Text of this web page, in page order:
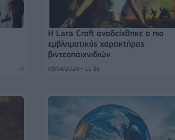
Η Lara Croft αναδείχθηκε ο πιο
εμβληματικός χαρακτήρας
βιντεοπαιχνιδιών
09/04/2024 - 11:56